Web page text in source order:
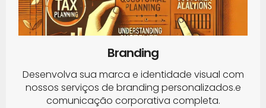
Branding
Desenvolva sua marca e identidade visual com
nossos serviços de branding personalizados.e
comunicação corporativa completa.